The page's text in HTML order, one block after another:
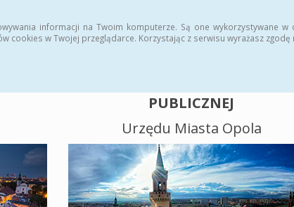
informacji na Twoim komputerze. Są one wykorzystywane w
cookies w Twojej przeglądarce. Korzystając z serwisu wyrażasz zgodę
PUBLICZNEJ
Urzędu Miasta Opola